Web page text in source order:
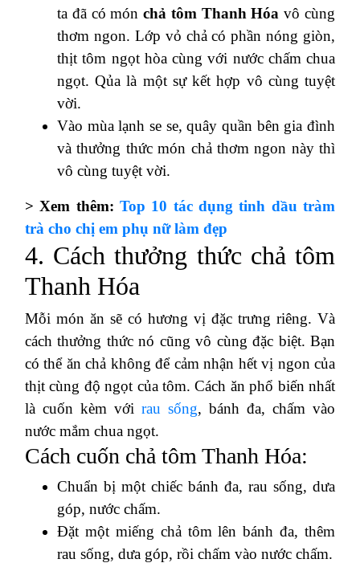
ta đã có mónchả tôm Thanh Hóa vô cùng
thơm ngon. Lớp vỏ chả có phần nóng giòn,
thịt tôm ngọt hòa cùng với nước chấm chua
ngọt. Qủa là một sự kết hợp vô cùng tuyệt
vời.
Vào mùa lạnh se se, quây quần bên gia đình
và thưởng thức món chả thơm ngon này thì
vô cùng tuyệt vời.
> Xem thêm: Top 10 tác dụng tinh dầu tràm
trà cho chị em phụ nữ làm đẹp
4. Cách thưởng thức chả tôm
Thanh Hóa
Mỗi món ăn sẽ có hương vị đặc trưng riêng. Và
cách thưởng thức nó cũng vô cùng đặc biệt. Bạn
có thể ăn chả không để cảm nhận hết vị ngon của
thịt cùng độ ngọt của tôm. Cách ăn phổ biến nhất
là cuốn kèm với rau sống, bánh đa, chấm vào
nước mắm chua ngọt.
Cách cuốn chả tôm Thanh Hóa:
Chuẩn bị một chiếc bánh đa, rau sống, dưa
góp, nước chấm.
Đặt một miếng chả tôm lên bánh đa, thêm
rau sống, dưa góp, rồi chấm vào nước chấm.